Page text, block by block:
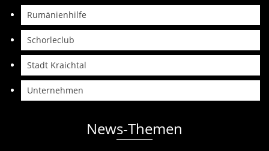
Rumänienhilfe
Schorleclub
Stadt Kraichtal
Unternehmen
News-Themen